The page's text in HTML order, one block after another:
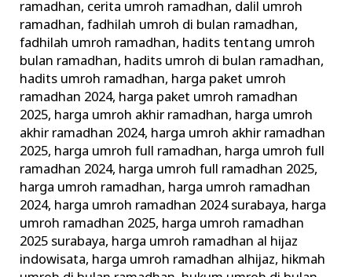
ramadhan, cerita umroh ramadhan, dalil umroh
ramadhan,fadhilah umroh di bulan ramadhan,
fadhilah umroh ramadhan, hadits tentang umroh
bulan ramadhan, hadits umroh di bulan ramadhan,
hadits umroh ramadhan, harga paket umroh
ramadhan 2024, harga paket umroh ramadhan
2025, harga umroh akhir ramadhan, harga umroh
akhir ramadhan 2024, harga umroh akhir ramadhan
2025, harga umroh full ramadhan, harga umroh full
ramadhan 2024, harga umroh full ramadhan 2025,
harga umroh ramadhan, harga umroh ramadhan
2024, harga umroh ramadhan 2024 surabaya, harga
umroh ramadhan 2025, harga umroh ramadhan
2025 surabaya, harga umroh ramadhan al hijaz
indowisata, harga umroh ramadhan alhijaz, hikmah